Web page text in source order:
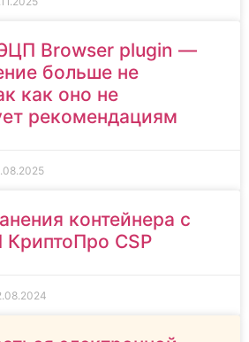
Browser plugin —
больше не
как оно не
рекомендациям
контейнера с
CSP